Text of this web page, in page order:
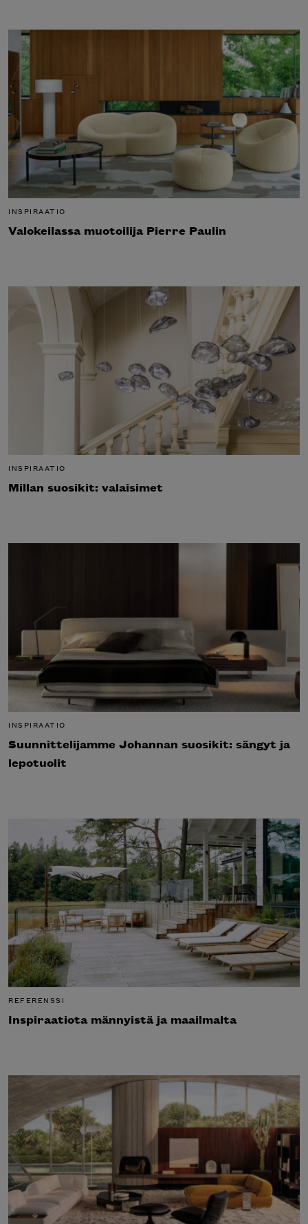
INSPIRAATIO
Valokeilassa muotoilija Pierre Paulin
INSPIRAATIO
Millan suosikit: valaisimet
INSPIRAATIO
Suunnittelijamme Johannan suosikit: sängyt ja
lepotuolit
REFERENSSI
Inspiraatiota männyistä ja maailmalta